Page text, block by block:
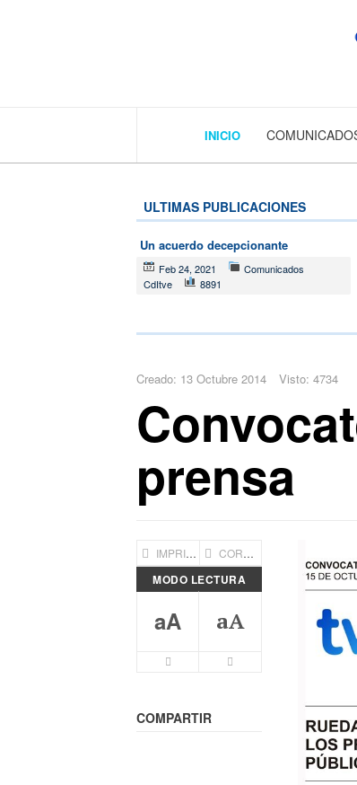
INICIO
ULTIMAS PUBLICACIONES
Un acuerdo decepcionante
Feb 24, 2021
Comunicados
CdItve
8891
Creado: 13 Octubre 2014 Visto: 4734
prensa
IMPRIMIR CORREO ELECTRÓNICO
MODO LECTURA
aA aA
Letra mas pequeña
COMPARTIR